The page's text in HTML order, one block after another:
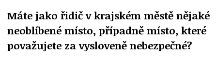
Máte jako řidič v krajském městě nějaké
neoblíbené místo, případně místo, které
považujete za vysloveně nebezpečné?